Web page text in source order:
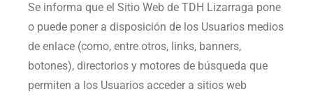
Se informa que el Sitio Web de TDH Lizarraga pone
o puede poner a disposición de los Usuarios medios
de enlace (como, entre otros, links, banners,
botones), directorios y motores de búsqueda que
permiten a los Usuarios acceder a sitios web